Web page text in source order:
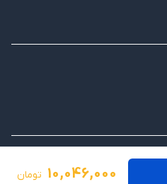
10,046,000 تومان